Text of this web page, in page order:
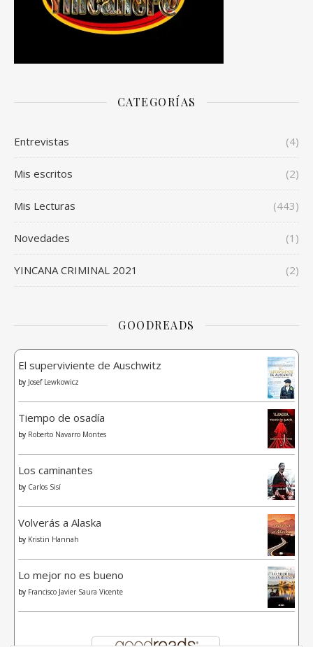
CATEGORÍAS
Entrevistas (4)
Mis escritos (2)
Mis Lecturas (443)
Novedades (1)
YINCANA CRIMINAL 2021 (2)
GOODREADS
El superviviente de Auschwitz
by Josef Lewkowicz
Tiempo de osadía
by Roberto Navarro Montes
Los caminantes
by Carlos Sisí
Volverás a Alaska
by Kristin Hannah
Lo mejor no es bueno
by Francisco Javier Saura Vicente